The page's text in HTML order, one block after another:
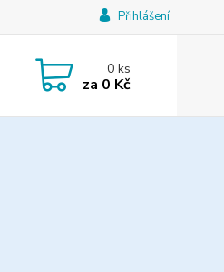
Přihlášení
0ks
za 0 Kč